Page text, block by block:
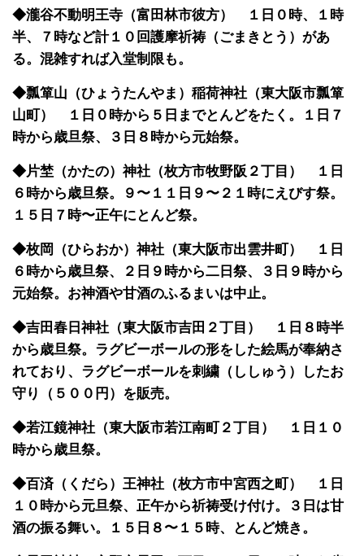
◆瀧谷不動明王寺（富田林市彼方） １日０時、１時
半、７時など計１０回護摩祈祷（ごまきとう）があ
る。混雑すれば入堂制限も。
◆瓢箪山（ひょうたんやま）稲荷神社（東大阪市瓢箪
山町） １日０時から５日までとんどをたく。１日７
時から歳旦祭、３日８時から元始祭。
◆片埜（かたの）神社（枚方市牧野阪２丁目） １日
６時から歳旦祭。９〜１１日９〜２１時にえびす祭。
１５日７時〜正午にとんど祭。
◆枚岡（ひらおか）神社（東大阪市出雲井町） １日
６時から歳旦祭、２日９時から二日祭、３日９時から
元始祭。お神酒や甘酒のふるまいは中止。
◆吉田春日神社（東大阪市吉田２丁目） １日８時半
から歳旦祭。ラグビーボールの形をした絵馬が奉納さ
れており、ラグビーボールを刺繍（ししゅう）したお
守り（５００円）を販売。
◆若江鏡神社（東大阪市若江南町２丁目） １日１０
時から歳旦祭。
◆百済（くだら）王神社（枚方市中宮西之町） １日
１０時から元旦祭、正午から祈祷受け付け。３日は甘
酒の振る舞い。１５日８〜１５時、とんど焼き。